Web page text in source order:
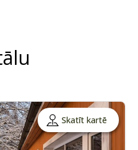
Skatīt kartē